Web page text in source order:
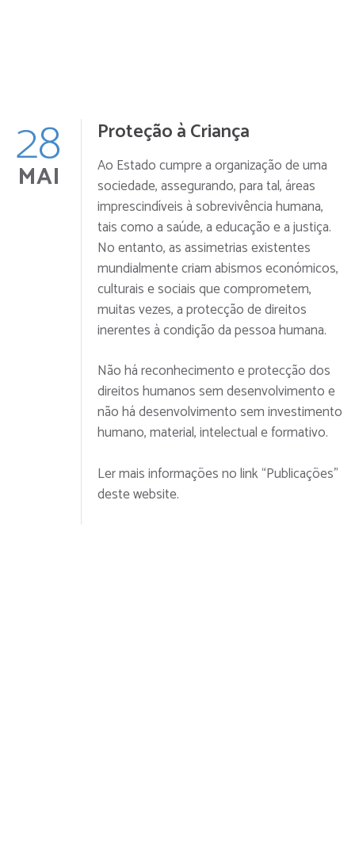
28
MAI
Proteção à Criança
Ao Estado cumpre a organização de uma
sociedade, assegurando, para tal, áreas
imprescindíveis à sobrevivência humana,
tais como a saúde, a educação e a justiça.
No entanto, as assimetrias existentes
mundialmente criam abismos económicos,
culturais e sociais que comprometem,
muitas vezes, a protecção de direitos
inerentes à condição da pessoa humana.
Não há reconhecimento e protecção dos
direitos humanos sem desenvolvimento e
não há desenvolvimento sem investimento
humano, material, intelectual e formativo.
Ler mais informações no link “Publicações”
deste website.